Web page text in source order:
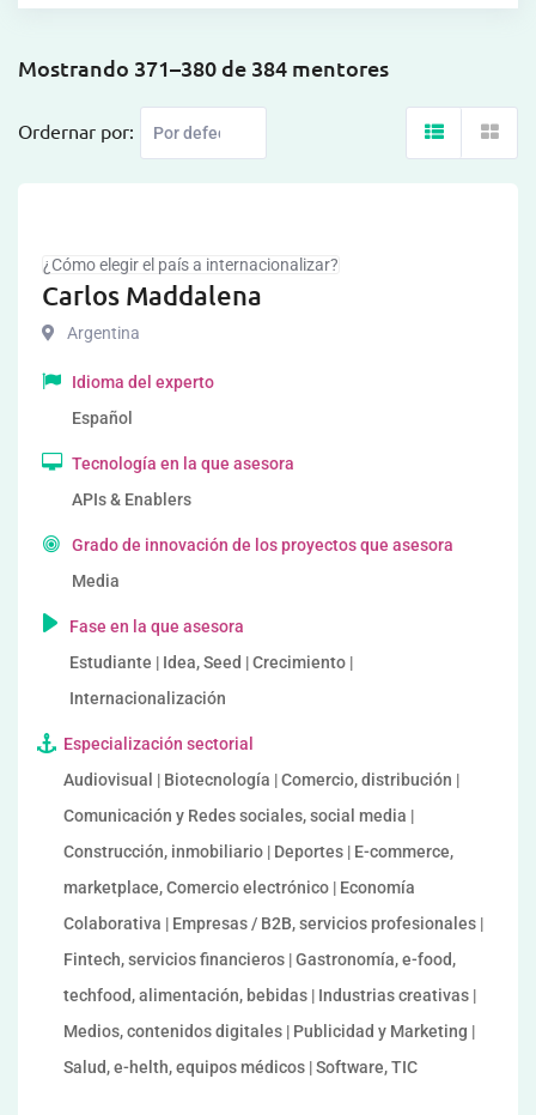
Mostrando 371–380 de 384 mentores
Ordernar por:
¿Cómo elegir el país a internacionalizar?
Carlos Maddalena
Argentina
Idioma del experto
Español
Tecnología en la que asesora
APIs & Enablers
Grado de innovación de los proyectos que asesora
Media
Fase en la que asesora
Estudiante | Idea, Seed | Crecimiento |
Internacionalización
Especialización sectorial
Audiovisual | Biotecnología | Comercio, distribución |
Comunicación y Redes sociales, social media |
Construcción, inmobiliario | Deportes | E-commerce,
marketplace, Comercio electrónico | Economía
Colaborativa | Empresas / B2B, servicios profesionales |
Fintech, servicios financieros | Gastronomía, e-food,
techfood, alimentación, bebidas | Industrias creativas |
Medios, contenidos digitales | Publicidad y Marketing |
Salud, e-helth, equipos médicos | Software, TIC